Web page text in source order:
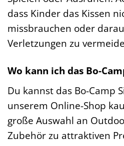
dass Kinder das Kissen
missbrauchen oder
Verletzungen zu
Wo kann ich das Bo-
Du kannst das Bo-Camp
unserem Online-Shop
große Auswahl an
Zubehör zu attraktiven